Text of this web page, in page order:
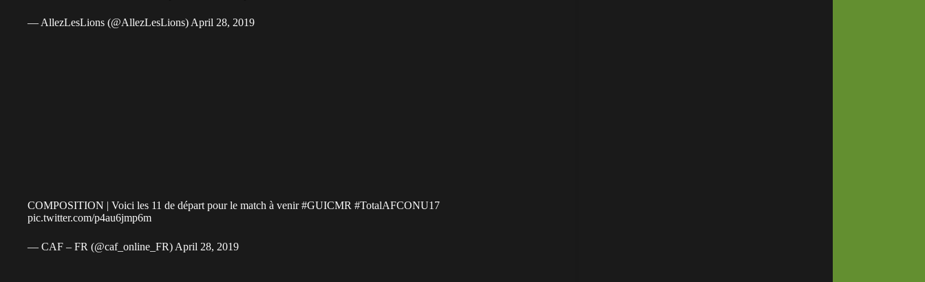
— AllezLesLions (@AllezLesLions) April 28, 2019
COMPOSITION | Voici les 11 de départ pour le match à venir#GUICMR #TotalAFCONU17
pic.twitter.com/p4au6jmp6m
— CAF – FR (@caf_online_FR) April 28, 2019